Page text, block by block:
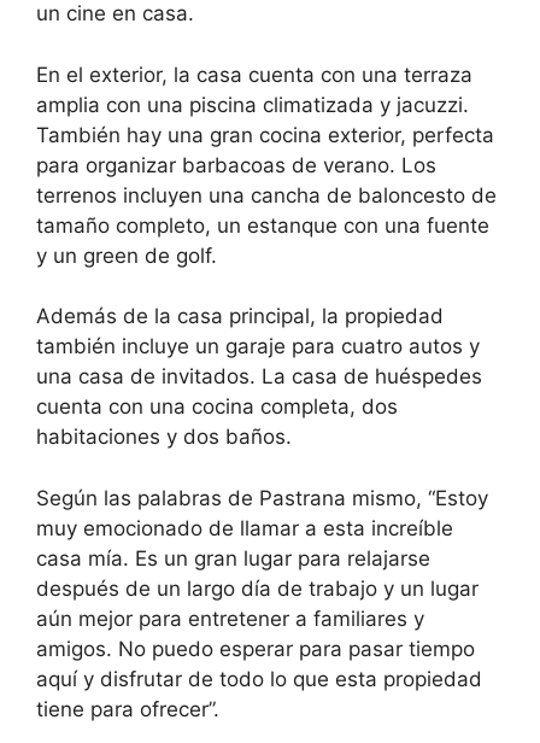
un cine en casa.
En el exterior, la casa cuenta con una terraza
amplia con una piscina climatizada y jacuzzi.
También hay una gran cocina exterior, perfecta
para organizar barbacoas de verano. Los
terrenos incluyen una cancha de baloncesto de
tamaño completo, un estanque con una fuente
y un green de golf.
Además de la casa principal, la propiedad
también incluye un garaje para cuatro autos y
una casa de invitados. La casa de huéspedes
cuenta con una cocina completa, dos
habitaciones y dos baños.
Según las palabras de Pastrana mismo, “Estoy
muy emocionado de llamar a esta increíble
casa mía. Es un gran lugar para relajarse
después de un largo día de trabajo y un lugar
aún mejor para entretener a familiares y
amigos. No puedo esperar para pasar tiempo
aquí y disfrutar de todo lo que esta propiedad
tiene para ofrecer”.